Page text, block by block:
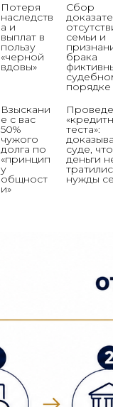
Потеря
наследств
а и
выплат в
пользу
«черной
вдовы»
Сбор
семьи и
брака
порядке
Взыскани
е с вас
50%
чужого
долга по
«принцип
у
общност
и»
теста»:
суде, что
деньги